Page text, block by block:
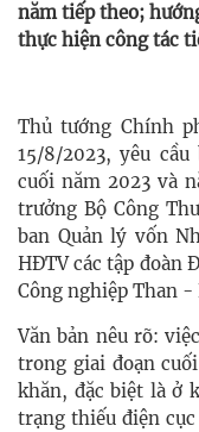
năm tiếp theo;
thực hiện công tác
Thủ tướng Chính
15/8/2023, yêu cầu
cuối năm 2023 và
trưởng Bộ Công
ban Quản lý vốn
HĐTV các tập đoàn
Công nghiệp Than -
Văn bản nêu rõ:
trong giai đoạn
khăn, đặc biệt là ở
trạng thiếu điện